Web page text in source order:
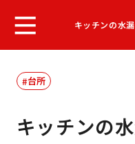
キッチンの水
台所
キッチンの